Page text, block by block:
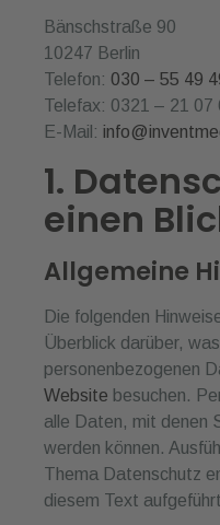
Bänschstraße 90
10247 Berlin
Telefon: 030 – 55 49
Telefax: 0321 – 21 07
E-Mail:
1.
einen
Allgemeine
Die folgenden
Überblick darüber,
personenbezogenen
Website besuchen.
alle Daten, mit denen
werden können.
Thema Datenschutz
diesem Text